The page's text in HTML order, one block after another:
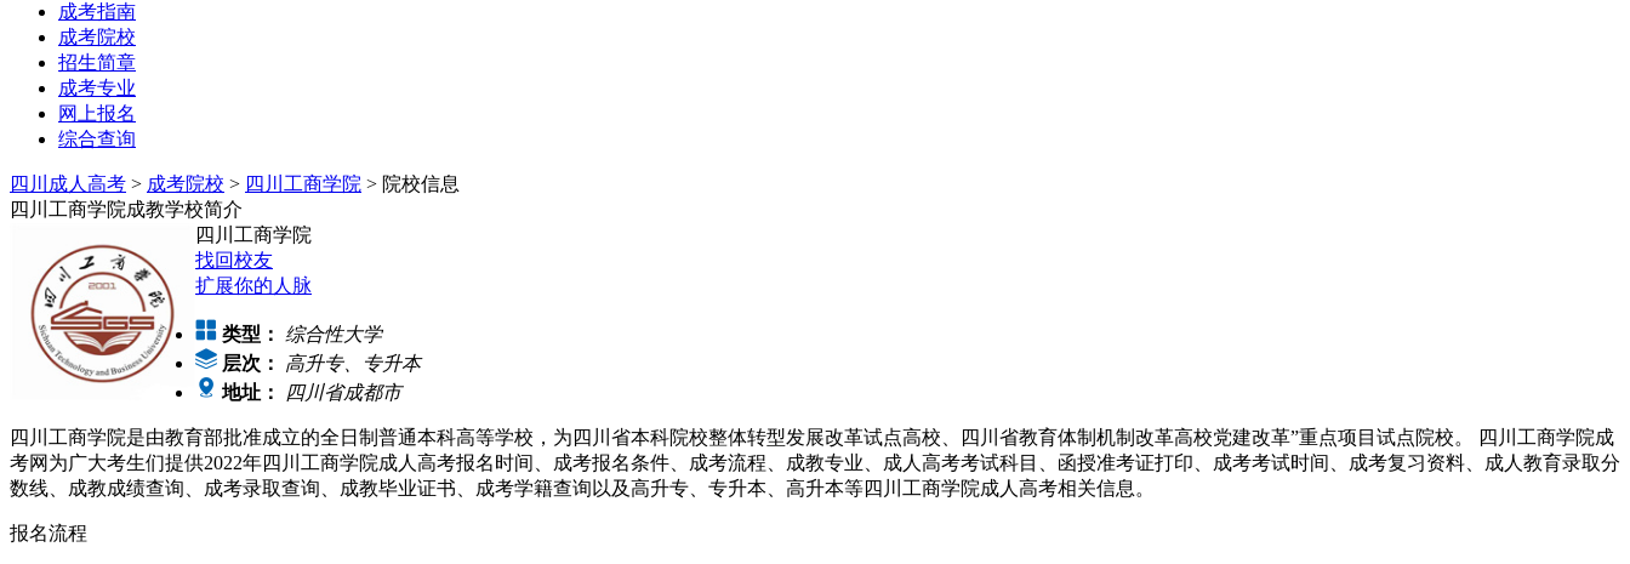
成考指南
成考院校
招生简章
成考专业
网上报名
综合查询
四川成人高考 > 成考院校 > 四川工商学院 > 院校信息
四川工商学院成教学校简介
四川工商学院
找回校友
扩展你的人脉
类型：
综合性大学
层次：
高升专、专升本
地址：
四川省成都市
四川工商学院是由教育部批准成立的全日制普通本科高等学校，为四川省本科院校整体转型发展改革试点高校、四川省教育体制机制改革高校党建改革”重点项目试点院校。 四川工商学院成
考网为广大考生们提供2022年四川工商学院成人高考报名时间、成考报名条件、成考流程、成教专业、成人高考考试科目、函授准考证打印、成考考试时间、成考复习资料、成人教育录取分
数线、成教成绩查询、成考录取查询、成教毕业证书、成考学籍查询以及高升专、专升本、高升本等四川工商学院成人高考相关信息。
报名流程